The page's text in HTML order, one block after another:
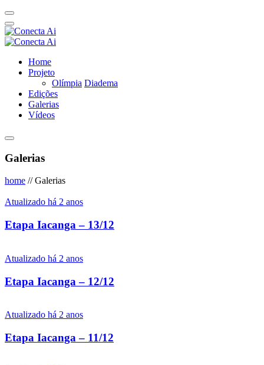
Home
Projeto
Olímpia Diadema
Edições
Galerias
Vídeos
Galerias
home // Galerias
Atualizado há 2 anos
Etapa Iacanga – 13/12
Atualizado há 2 anos
Etapa Iacanga – 12/12
Atualizado há 2 anos
Etapa Iacanga – 11/12